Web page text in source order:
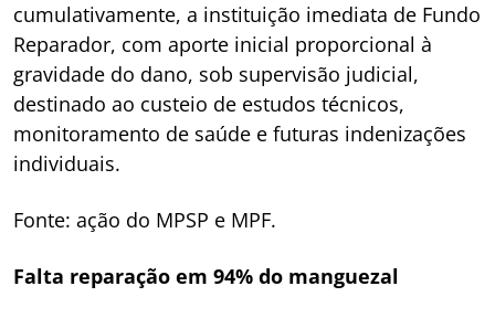
cumulativamente, a instituição imediata de Fundo
Reparador, com aporte inicial proporcional à
gravidade do dano, sob supervisão judicial,
destinado ao custeio de estudos técnicos,
monitoramento de saúde e futuras indenizações
individuais.
Fonte: ação do MPSP e MPF.
Falta reparação em 94% do manguezal